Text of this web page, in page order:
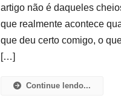
artigo não é daqueles
que realmente acontece
que deu certo comigo, o
[…]
Continue lendo...